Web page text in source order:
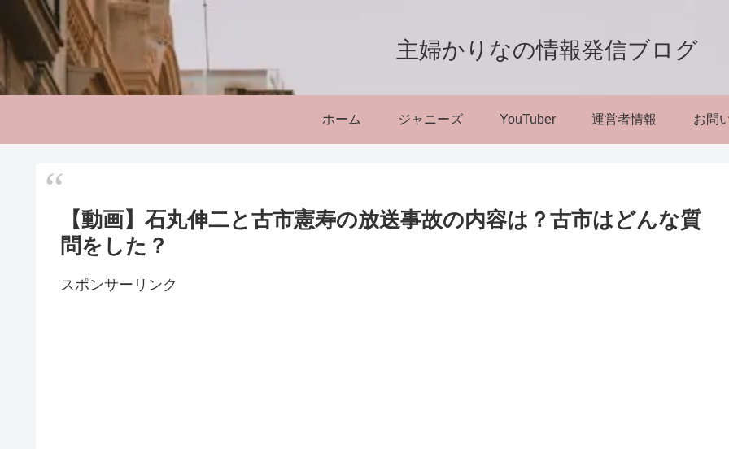
主婦かりなの情報発信ブログ
ホーム ジャニーズ YouTuber 運営者情報 お問
【動画】石丸伸二と古市憲寿の放送事故の内容は？古市はどんな質
問をした？
スポンサーリンク